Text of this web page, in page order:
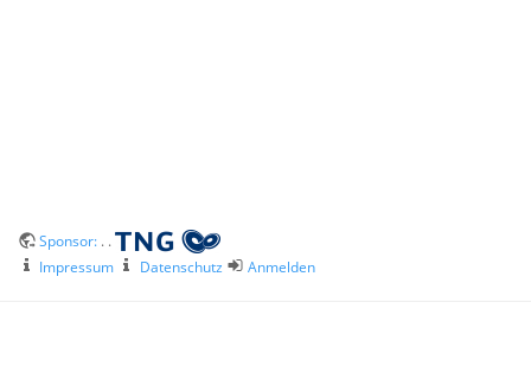
Sponsor: . .
Impressum
Datenschutz Anmelden